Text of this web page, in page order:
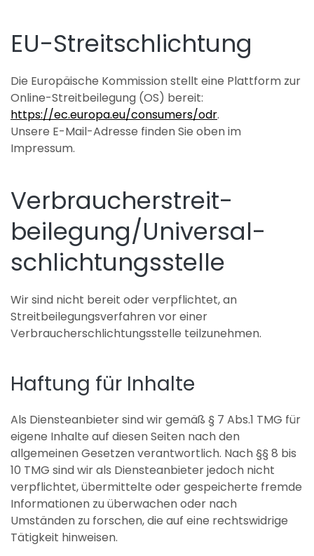
EU-Streitschlichtung
Die Europäische Kommission stellt eine Plattform zur
Online-Streitbeilegung (OS) bereit:
https://ec.europa.eu/consumers/odr.
Unsere E-Mail-Adresse finden Sie oben im
Impressum.
Verbraucher­streit­
beilegung/Universal­
schlichtungs­stelle
Wir sind nicht bereit oder verpflichtet, an
Streitbeilegungsverfahren vor einer
Verbraucherschlichtungsstelle teilzunehmen.
Haftung für Inhalte
Als Diensteanbieter sind wir gemäß § 7 Abs.1 TMG für
eigene Inhalte auf diesen Seiten nach den
allgemeinen Gesetzen verantwortlich. Nach §§ 8 bis
10 TMG sind wir als Diensteanbieter jedoch nicht
verpflichtet, übermittelte oder gespeicherte fremde
Informationen zu überwachen oder nach
Umständen zu forschen, die auf eine rechtswidrige
Tätigkeit hinweisen.